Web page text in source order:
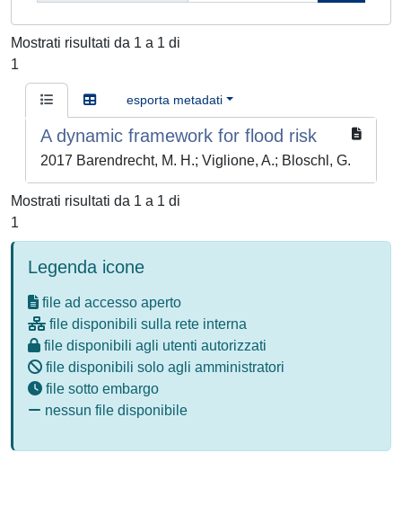
Mostrati risultati da 1 a 1 di
1
esporta metadati
A dynamic framework for flood risk
2017 Barendrecht, M. H.; Viglione, A.; Bloschl, G.
Mostrati risultati da 1 a 1 di
1
Legenda icone
file ad accesso aperto
file disponibili sulla rete interna
file disponibili agli utenti autorizzati
file disponibili solo agli amministratori
file sotto embargo
nessun file disponibile